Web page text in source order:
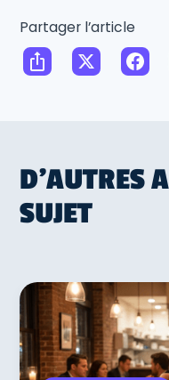
Partager l’article
D'AUTRES
SUJET